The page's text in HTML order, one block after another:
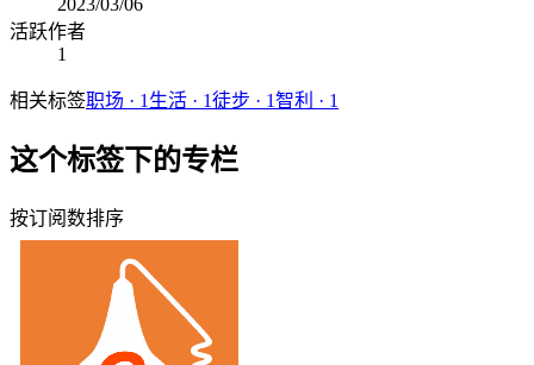
活跃作者
1
相关标签职场 · 1 生活 · 1徒步 · 1智利 · 1
这个标签下的专栏
按订阅数排序